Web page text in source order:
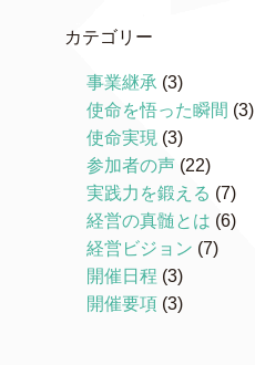
カテゴリー
事業継承 (3)
使命を悟った瞬間 (3)
使命実現 (3)
参加者の声 (22)
実践力を鍛える (7)
経営の真髄とは (6)
経営ビジョン (7)
開催日程 (3)
開催要項 (3)